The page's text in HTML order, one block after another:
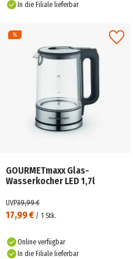
In die Filiale lieferbar
GOURMETmaxx Glas-
Wasserkocher LED 1,7l
17,99 € / 1 Stk.
UVP39,99 €
Online verfügbar
In die Filiale lieferbar